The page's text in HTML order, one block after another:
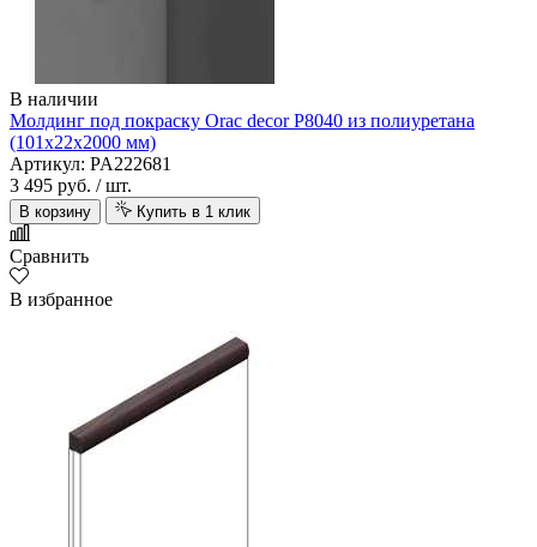
В наличии
Молдинг под покраску Orac decor P8040 из полиуретана
(101х22х2000 мм)
Артикул: PA222681
3 495 руб. / шт.
В корзину Купить в 1 клик
Сравнить
В избранное